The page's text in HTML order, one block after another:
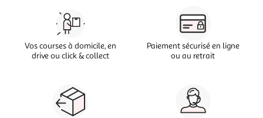
Vos courses à domicile, en
drive ou click & collect
Paiement sécurisé en ligne
ou au retrait